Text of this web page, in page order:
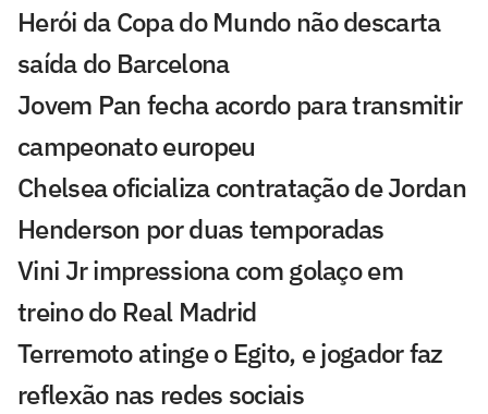
Herói da Copa do Mundo não descarta
saída do Barcelona
Jovem Pan fecha acordo para transmitir
campeonato europeu
Chelsea oficializa contratação de Jordan
Henderson por duas temporadas
Vini Jr impressiona com golaço em
treino do Real Madrid
Terremoto atinge o Egito, e jogador faz
reflexão nas redes sociais